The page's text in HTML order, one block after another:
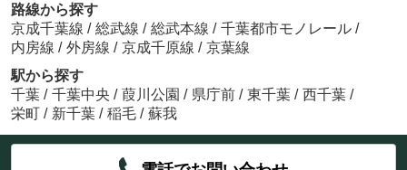
路線から探す
京成千葉線 / 総武線 / 総武本線 / 千葉都市モノレール /
内房線 / 外房線 / 京成千原線 / 京葉線
駅から探す
千葉 / 千葉中央 / 葭川公園 / 県庁前 / 東千葉 / 西千葉 /
栄町 / 新千葉 / 稲毛 / 蘇我